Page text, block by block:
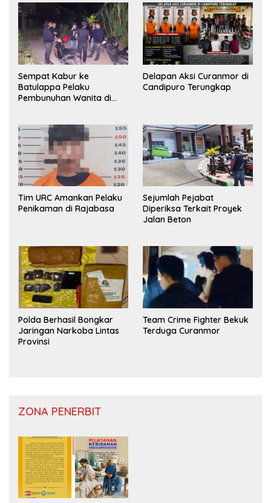
Sempat Kabur ke
Batulappa Pelaku
Pembunuhan Wanita di
Delapan Aksi Curanmor di
Candipuro Terungkap
Tim URC Amankan Pelaku
Penikaman di Rajabasa
Sejumlah Pejabat
Diperiksa Terkait Proyek
Jalan Beton
Polda Berhasil Bongkar
Jaringan Narkoba Lintas
Provinsi
Team Crime Fighter Bekuk
Terduga Curanmor
ZONA PENERBIT